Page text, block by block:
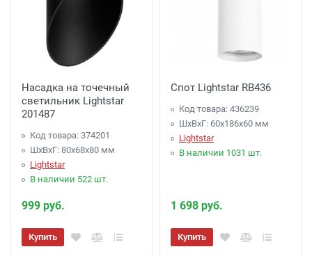
Насадка на точечный
светильник Lightstar
201487
Код товара: 374201
ШхВхГ: 80x68x80 мм
Lightstar
В наличии 522 шт.
999 руб.
Купить
Спот Lightstar RB436
Код товара: 436239
ШхВхГ: 60x186x60 мм
Lightstar
В наличии 1031 шт.
1 698 руб.
Купить